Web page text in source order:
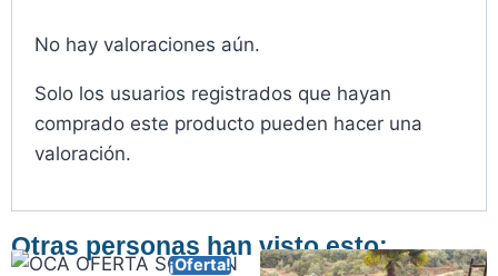
No hay valoraciones aún.
Solo los usuarios registrados que hayan
comprado este producto pueden hacer una
valoración.
Otras personas han visto esto:
¡Oferta!